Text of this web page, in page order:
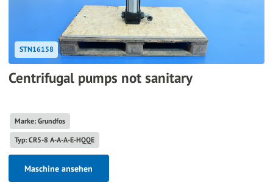
STN16158
Centrifugal pumps not sanitary
Marke: Grundfos
Typ: CR5-8 A-A-A-E-HQQE
Maschine ansehen